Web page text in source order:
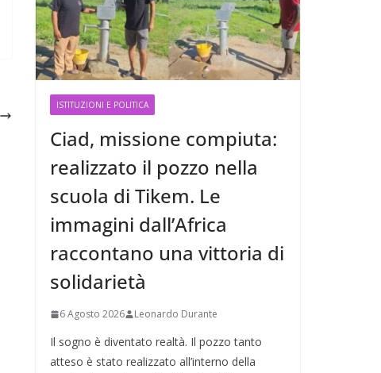
ISTITUZIONI E POLITICA
Ciad, missione compiuta:
realizzato il pozzo nella
scuola di Tikem. Le
immagini dall’Africa
raccontano una vittoria di
solidarietà
6 Agosto 2026 Leonardo Durante
Il sogno è diventato realtà. Il pozzo tanto
atteso è stato realizzato all’interno della